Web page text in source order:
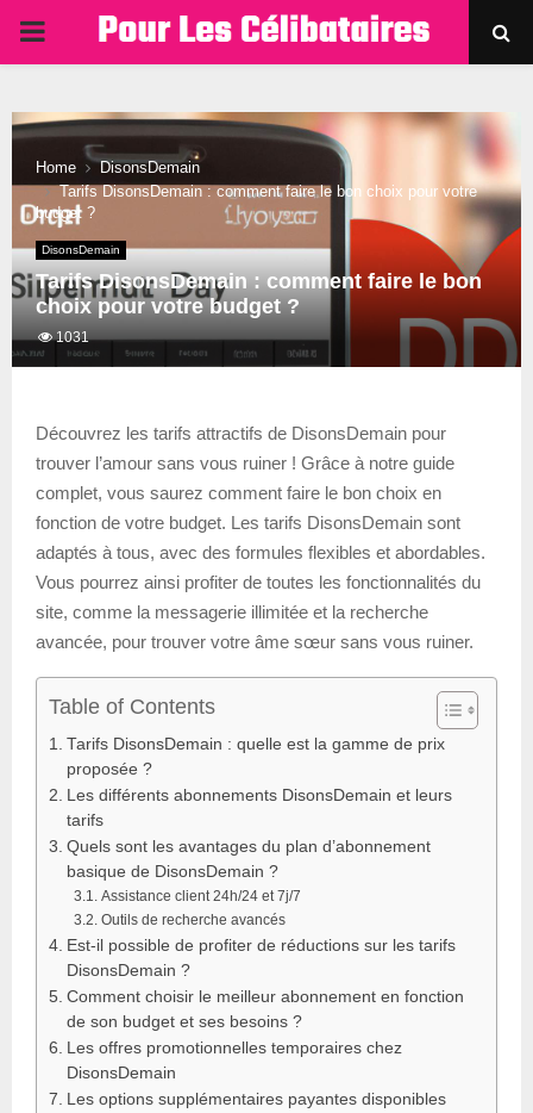
PRIMARY
Home
DisonsDemain
Tarifs DisonsDemain : comment faire le bon choix pour votre
budget ?
DisonsDemain
Tarifs DisonsDemain : comment faire le bon
choix pour votre budget ?
1031
Découvrez les tarifs attractifs de DisonsDemain pour
trouver l’amour sans vous ruiner ! Grâce à notre guide
complet, vous saurez comment faire le bon choix en
fonction de votre budget. Les tarifs DisonsDemain sont
adaptés à tous, avec des formules flexibles et abordables.
Vous pourrez ainsi profiter de toutes les fonctionnalités du
site, comme la messagerie illimitée et la recherche
avancée, pour trouver votre âme sœur sans vous ruiner.
Table of Contents
Tarifs DisonsDemain : quelle est la gamme de prix
proposée ?
Les différents abonnements DisonsDemain et leurs
tarifs
Quels sont les avantages du plan d’abonnement
basique de DisonsDemain ?
Assistance client 24h/24 et 7j/7
Outils de recherche avancés
Est-il possible de profiter de réductions sur les tarifs
DisonsDemain ?
Comment choisir le meilleur abonnement en fonction
de son budget et ses besoins ?
Les offres promotionnelles temporaires chez
DisonsDemain
Les options supplémentaires payantes disponibles